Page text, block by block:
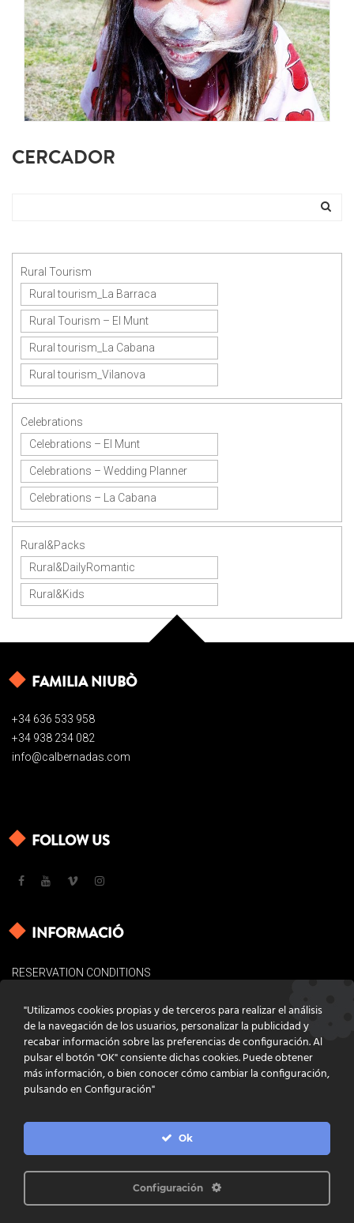
CERCADOR
Rural Tourism
Rural tourism_La Barraca
Rural Tourism – El Munt
Rural tourism_La Cabana
Rural tourism_Vilanova
Celebrations
Celebrations – El Munt
Celebrations – Wedding Planner
Celebrations – La Cabana
Rural&Packs
Rural&DailyRomantic
Rural&Kids
FAMILIA NIUBÒ
+34 636 533 958
+34 938 234 082
info@calbernadas.com
FOLLOW US
INFORMACIÓ
RESERVATION CONDITIONS
COOKIES POLICY
CONTACT
PROGRAMACIÓ INFOACTIVA'T
"Utilizamos cookies propias y de terceros para realizar el análisis
de la navegación de los usuarios, personalizar la publicidad y
recabar información sobre las preferencias de configuración. Al
pulsar el botón "OK" consiente dichas cookies. Puede obtener
más información, o bien conocer cómo cambiar la configuración,
pulsando en Configuración"
Ok
Configuración